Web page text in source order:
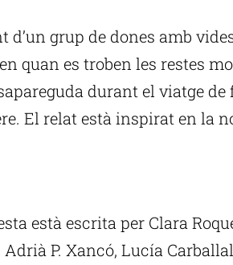
grup de dones amb
quan es troben les restes
durant el viatge de
El relat està inspirat en la
està escrita per Clara
P. Xancó, Lucía